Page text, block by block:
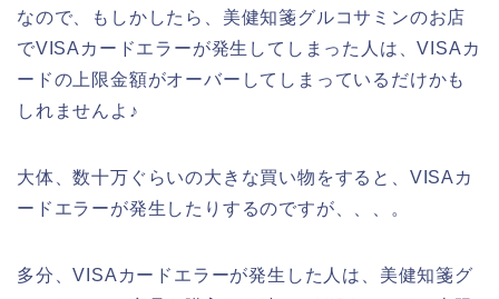
なので、もしかしたら、美健知箋グルコサミンのお店
でVISAカードエラーが発生してしまった人は、VISAカ
ードの上限金額がオーバーしてしまっているだけかも
しれませんよ♪
大体、数十万ぐらいの大きな買い物をすると、VISAカ
ードエラーが発生したりするのですが、、、。
多分、VISAカードエラーが発生した人は、美健知箋グ